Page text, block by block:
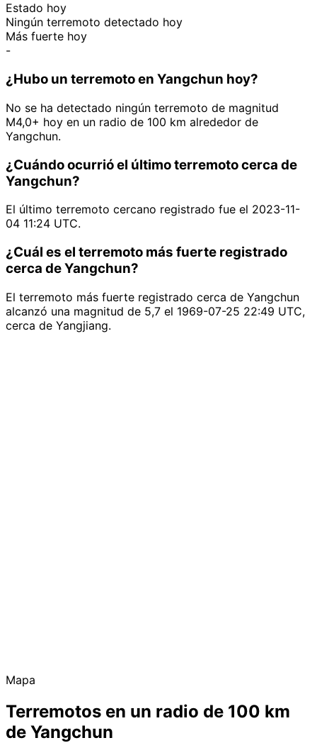
Estado hoy
Ningún terremoto detectado hoy
Más fuerte hoy
-
¿Hubo un terremoto en Yangchun hoy?
No se ha detectado ningún terremoto de magnitud
M4,0+ hoy en un radio de 100 km alrededor de
Yangchun.
¿Cuándo ocurrió el último terremoto cerca de
Yangchun?
El último terremoto cercano registrado fue el 2023-11-
04 11:24 UTC.
¿Cuál es el terremoto más fuerte registrado
cerca de Yangchun?
El terremoto más fuerte registrado cerca de Yangchun
alcanzó una magnitud de 5,7 el 1969-07-25 22:49 UTC,
cerca de Yangjiang.
Mapa
Terremotos en un radio de 100 km
de Yangchun